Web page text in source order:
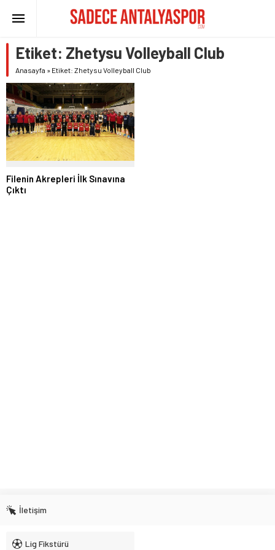
Etiket: Zhetysu Volleyball Club
Anasayfa » Etiket: Zhetysu Volleyball Club
Filenin Akrepleri İlk Sınavına
Çıktı
İletişim
Lig Fikstürü